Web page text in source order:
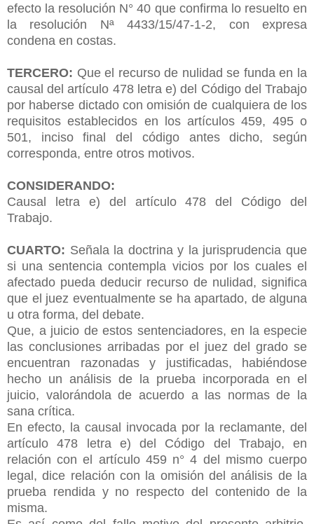
efecto la resolución N° 40 que confirma lo resuelto en
la resolución Nª 4433/15/47-1-2, con expresa
condena en costas.
TERCERO: Que el recurso de nulidad se funda en la
causal del artículo 478 letra e) del Código del Trabajo
por haberse dictado con omisión de cualquiera de los
requisitos establecidos en los artículos 459, 495 o
501, inciso final del código antes dicho, según
corresponda, entre otros motivos.
CONSIDERANDO:
Causal letra e) del artículo 478 del Código del
Trabajo.
CUARTO: Señala la doctrina y la jurisprudencia que
si una sentencia contempla vicios por los cuales el
afectado pueda deducir recurso de nulidad, significa
que el juez eventualmente se ha apartado, de alguna
u otra forma, del debate.
Que, a juicio de estos sentenciadores, en la especie
las conclusiones arribadas por el juez del grado se
encuentran razonadas y justificadas, habiéndose
hecho un análisis de la prueba incorporada en el
juicio, valorándola de acuerdo a las normas de la
sana crítica.
En efecto, la causal invocada por la reclamante, del
artículo 478 letra e) del Código del Trabajo, en
relación con el artículo 459 n° 4 del mismo cuerpo
legal, dice relación con la omisión del análisis de la
prueba rendida y no respecto del contenido de la
misma.